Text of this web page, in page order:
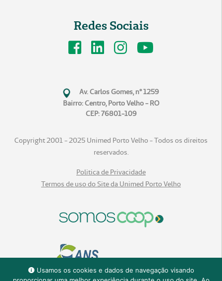
Usamos os cookies e dados de navegação visando
Redes Sociais
Av. Carlos Gomes, n° 1259
Bairro: Centro, Porto Velho - RO
CEP: 76801-109
Copyright 2001 - 2025 Unimed Porto Velho - Todos os direitos
reservados.
Politica de Privacidade
Termos de uso do Site da Unimed Porto Velho